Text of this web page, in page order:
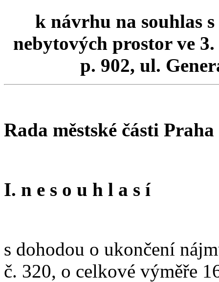
k návrhu na souhlas
nebytových prostor ve
p. 902, ul.
Rada městské části Praha
I. n e s o u h l a s í
s dohodou o ukončení
č. 320, o celkové výměře